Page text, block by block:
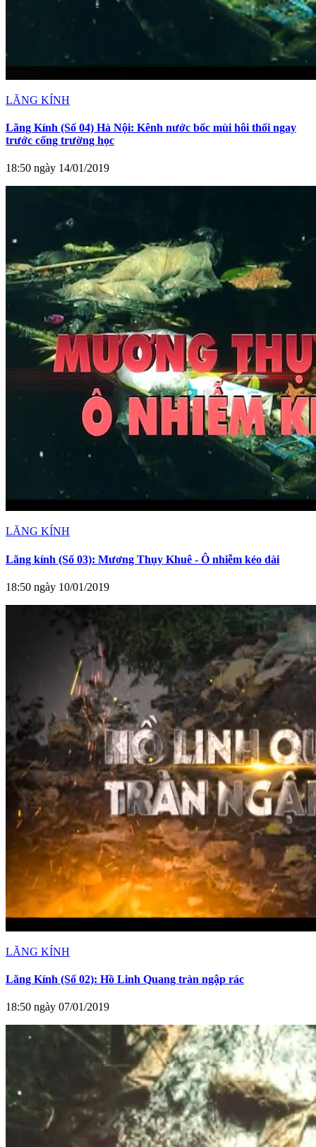
LĂNG KÍNH
Lăng Kính (Số 04) Hà Nội: Kênh nước bốc mùi hôi thối ngay
trước cổng trường học
18:50 ngày 14/01/2019
LĂNG KÍNH
Lăng kính (Số 03): Mương Thụy Khuê - Ô nhiễm kéo dài
18:50 ngày 10/01/2019
LĂNG KÍNH
Lăng Kính (Số 02): Hồ Linh Quang tràn ngập rác
18:50 ngày 07/01/2019